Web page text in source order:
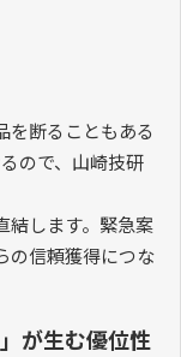
を断ることもある
ので、山崎技研
結します。緊急案
の信頼獲得につな
が生む優位性